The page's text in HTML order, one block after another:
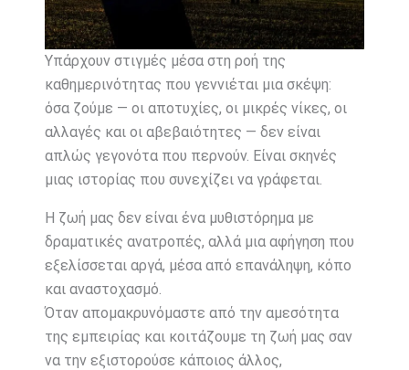
Υπάρχουν στιγμές μέσα στη ροή της
καθημερινότητας που γεννιέται μια σκέψη:
όσα ζούμε — οι αποτυχίες, οι μικρές νίκες, οι
αλλαγές και οι αβεβαιότητες — δεν είναι
απλώς γεγονότα που περνούν. Είναι σκηνές
μιας ιστορίας που συνεχίζει να γράφεται.
Η ζωή μας δεν είναι ένα μυθιστόρημα με
δραματικές ανατροπές, αλλά μια αφήγηση που
εξελίσσεται αργά, μέσα από επανάληψη, κόπο
και αναστοχασμό.
Όταν απομακρυνόμαστε από την αμεσότητα
της εμπειρίας και κοιτάζουμε τη ζωή μας σαν
να την εξιστορούσε κάποιος άλλος,